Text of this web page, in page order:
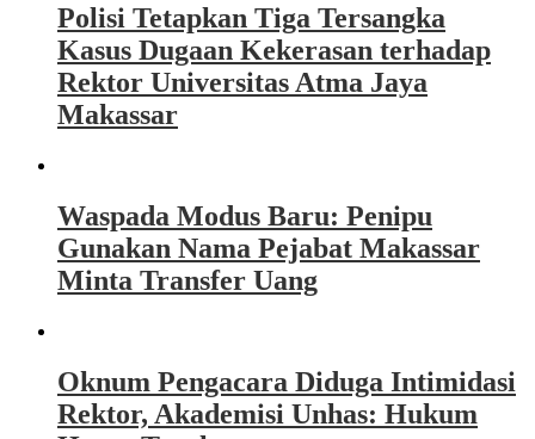
Polisi Tetapkan Tiga Tersangka
Kasus Dugaan Kekerasan terhadap
Rektor Universitas Atma Jaya
Makassar
Waspada Modus Baru: Penipu
Gunakan Nama Pejabat Makassar
Minta Transfer Uang
Oknum Pengacara Diduga Intimidasi
Rektor, Akademisi Unhas: Hukum